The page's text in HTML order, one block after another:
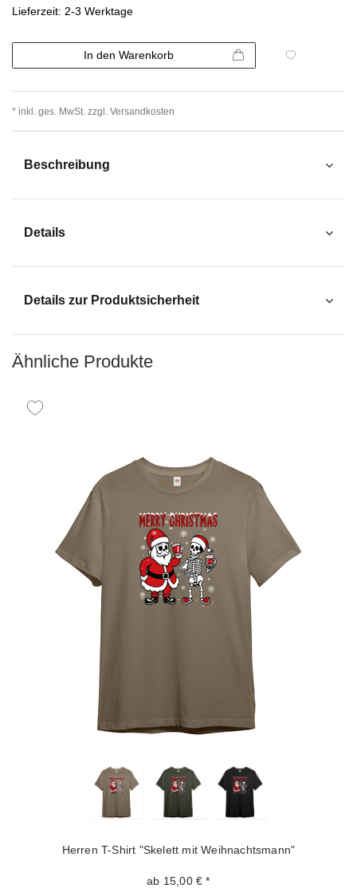
Lieferzeit: 2-3 Werktage
In den Warenkorb
* inkl. ges. MwSt. zzgl. Versandkosten
Beschreibung
Details
Details zur Produktsicherheit
Ähnliche Produkte
Herren T-Shirt "Skelett mit Weihnachtsmann"
ab 15,00 € *